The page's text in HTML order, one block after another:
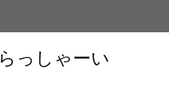
っしゃーい